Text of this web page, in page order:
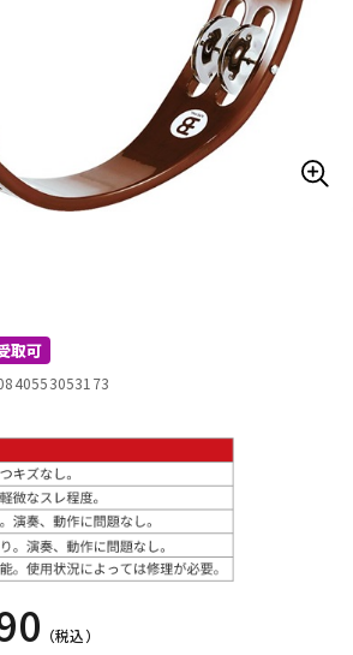
その他楽器
エフェクター
器
ヴィンテージ
取可
（税込）